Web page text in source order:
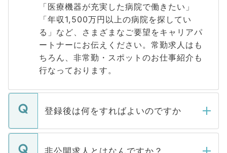
「医療機器が充実した病院で働きたい」
「年収1,500万円以上の病院を探してい
る」など、さまざまなご要望をキャリアパ
ートナーにお伝えください。常勤求人はも
ちろん、非常勤・スポットのお仕事紹介も
行なっております。
登録後は何をすればよいのですか
ご登録いただきましたら、弊社担当者がご
登録内容を確認し、その後メールもしくは